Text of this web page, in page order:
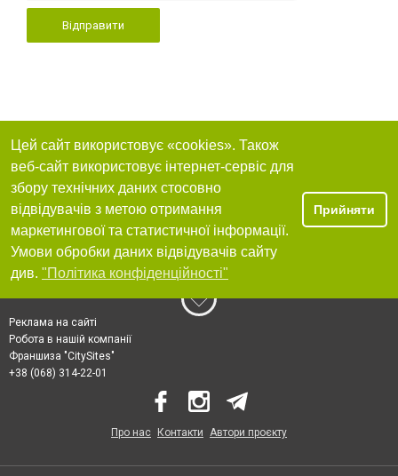
Відправити
Цей сайт використовує «cookies». Також
веб-сайт використовує інтернет-сервіс для
збору технічних даних стосовно
відвідувачів з метою отримання
маркетингової та статистичної інформації.
Умови обробки даних відвідувачів сайту
див. "Політика конфіденційності"
Прийняти
Реклама на сайті
Робота в нашій компанії
Франшиза "CitySites"
+38 (068) 314-22-01
Про нас Контакти Автори проєкту